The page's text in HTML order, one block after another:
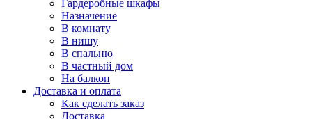
Гардеробные шкафы
Назначение
В комнату
В нишу
В спальню
В частный дом
На балкон
Доставка и оплата
Как сделать заказ
Доставка